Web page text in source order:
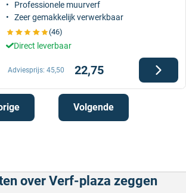
Professionele muurverf
Zeer gemakkelijk verwerkbaar
(46)
Direct leverbaar
22,75
Adviesprijs: 45,50
Volgende
over Verf-plaza zeggen